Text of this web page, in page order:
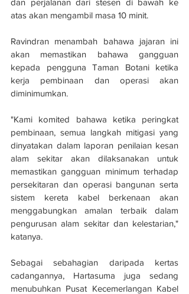
dan perjalanan dari stesen di bawah ke
atas akan mengambil masa 10 minit.
Ravindran menambah bahawa jajaran ini
akan memastikan bahawa gangguan
kepada pengguna Taman Botani ketika
kerja pembinaan dan operasi akan
diminimumkan.
"Kami komited bahawa ketika peringkat
pembinaan, semua langkah mitigasi yang
dinyatakan dalam laporan penilaian kesan
alam sekitar akan dilaksanakan untuk
memastikan gangguan minimum terhadap
persekitaran dan operasi bangunan serta
sistem kereta kabel berkenaan akan
menggabungkan amalan terbaik dalam
pengurusan alam sekitar dan kelestarian,"
katanya.
Sebagai sebahagian daripada kertas
cadangannya, Hartasuma juga sedang
menubuhkan Pusat Kecemerlangan Kabel